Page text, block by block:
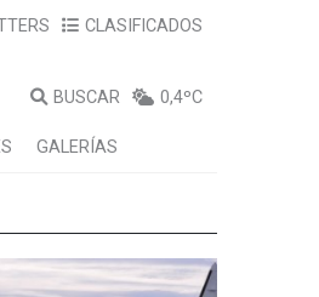
CLASIFICADOS
BUSCAR 0,4ºC
GALERÍAS